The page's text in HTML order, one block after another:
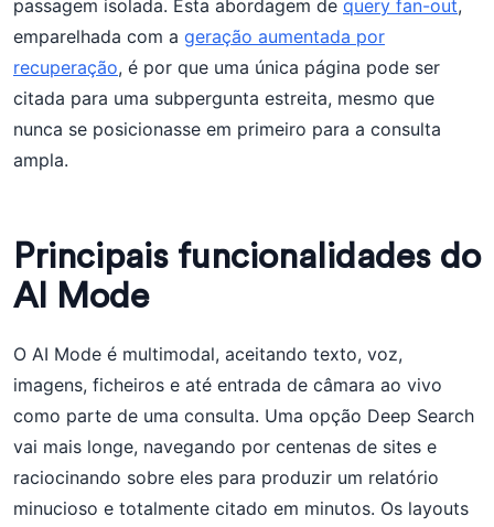
passagem isolada. Esta abordagem de query fan-out,
emparelhada com a geração aumentada por
recuperação, é por que uma única página pode ser
citada para uma subpergunta estreita, mesmo que
nunca se posicionasse em primeiro para a consulta
ampla.
Principais funcionalidades do
AI Mode
O AI Mode é multimodal, aceitando texto, voz,
imagens, ficheiros e até entrada de câmara ao vivo
como parte de uma consulta. Uma opção Deep Search
vai mais longe, navegando por centenas de sites e
raciocinando sobre eles para produzir um relatório
minucioso e totalmente citado em minutos. Os layouts